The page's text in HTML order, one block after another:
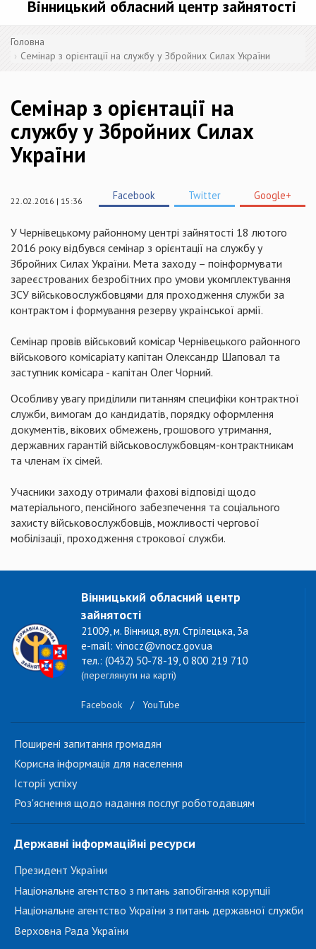
Вінницький обласний центр зайнятості
Головна
Семінар з орієнтації на службу у Збройних Силах України
Семінар з орієнтації на
службу у Збройних Силах
України
22.02.2016 | 15:36 Facebook Twitter Google+
У Чернівецькому районному центрі зайнятості 18 лютого
2016 року відбувся семінар з орієнтації на службу у
Збройних Силах України. Мета заходу – поінформувати
зареєстрованих безробітних про умови укомплектування
ЗСУ військовослужбовцями для проходження служби за
контрактом і формування резерву української армії.
Семінар провів військовий комісар Чернівецького районного
військового комісаріату капітан Олександр Шаповал та
заступник комісара - капітан Олег Чорний.
Особливу увагу приділили питанням специфіки контрактної
служби, вимогам до кандидатів, порядку оформлення
документів, вікових обмежень, грошового утримання,
державних гарантій військовослужбовцям-контрактникам
та членам їх сімей.
Учасники заходу отримали фахові відповіді щодо
матеріального, пенсійного забезпечення та соціального
захисту військовослужбовців, можливості чергової
мобілізації, проходження строкової служби.
Вінницький обласний центр
зайнятості
21009, м. Вінниця, вул. Стрілецька, 3а
e-mail: vinocz@vnocz.gov.ua
тел.: (0432) 50-78-19, 0 800 219 710
(переглянути на карті)
Facebook / YouTube
Поширені запитання громадян
Корисна інформація для населення
Історії успіху
Роз'яснення щодо надання послуг роботодавцям
Державні інформаційні ресурси
Президент України
Національне агентство з питань запобігання корупції
Національне агентство України з питань державної служби
Верховна Рада України